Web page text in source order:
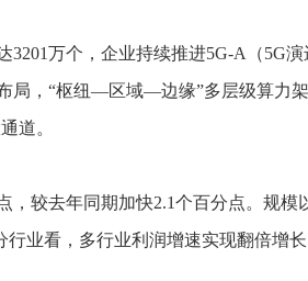
万个，企业持续推进5G-A（5G
局，“枢纽—区域—边缘”多层级算力
道。
去年同期加快2.1个百分点。规模
业看，多行业利润增速实现翻倍增